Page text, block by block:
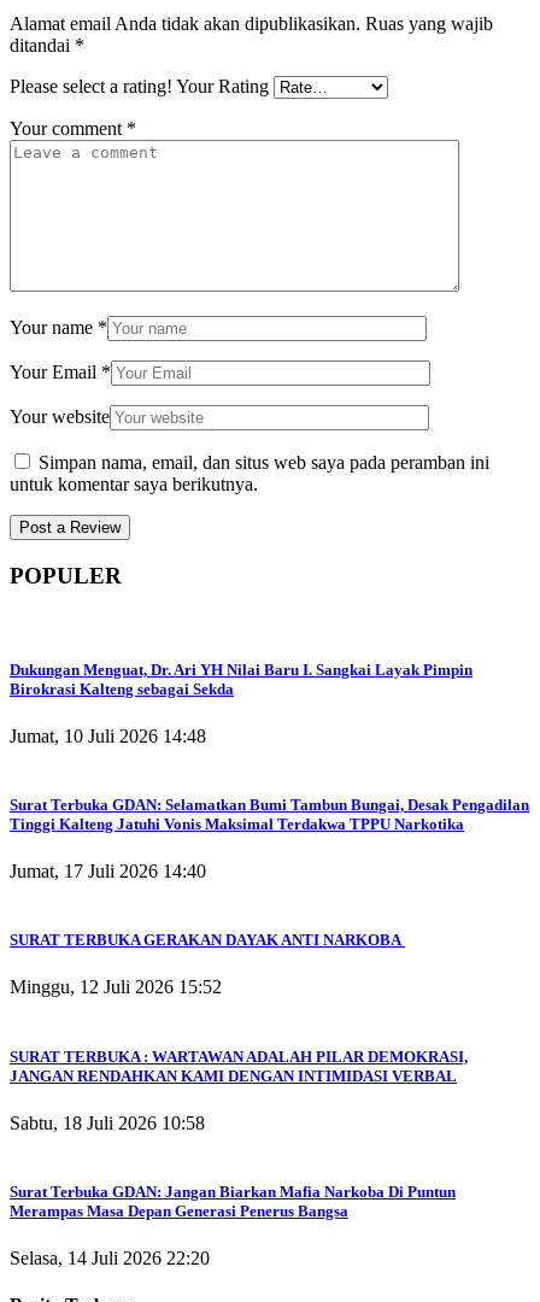
Alamat email Anda tidak akan dipublikasikan. Ruas yang wajib
ditandai *
Please select a rating! Your Rating
Your comment *
Your name *
Your Email *
Your website
Simpan nama, email, dan situs web saya pada peramban ini
untuk komentar saya berikutnya.
POPULER
Dukungan Menguat, Dr. Ari YH Nilai Baru I. Sangkai Layak Pimpin
Birokrasi Kalteng sebagai Sekda
Jumat, 10 Juli 2026 14:48
Surat Terbuka GDAN: Selamatkan Bumi Tambun Bungai, Desak Pengadilan
Tinggi Kalteng Jatuhi Vonis Maksimal Terdakwa TPPU Narkotika
Jumat, 17 Juli 2026 14:40
SURAT TERBUKA GERAKAN DAYAK ANTI NARKOBA
Minggu, 12 Juli 2026 15:52
SURAT TERBUKA : WARTAWAN ADALAH PILAR DEMOKRASI,
JANGAN RENDAHKAN KAMI DENGAN INTIMIDASI VERBAL
Sabtu, 18 Juli 2026 10:58
Surat Terbuka GDAN: Jangan Biarkan Mafia Narkoba Di Puntun
Merampas Masa Depan Generasi Penerus Bangsa
Selasa, 14 Juli 2026 22:20